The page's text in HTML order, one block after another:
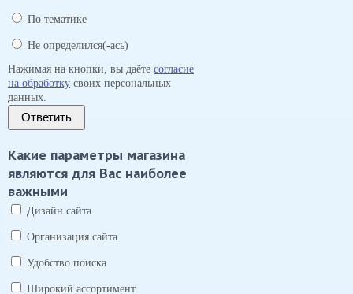
По тематике
Не определился(-ась)
Нажимая на кнопки, вы даёте согласие
на обработку своих персональных
данных.
Ответить
Какие параметры магазина
являются для Вас наиболее
важными
Дизайн сайта
Организация сайта
Удобство поиска
Широкий ассортимент